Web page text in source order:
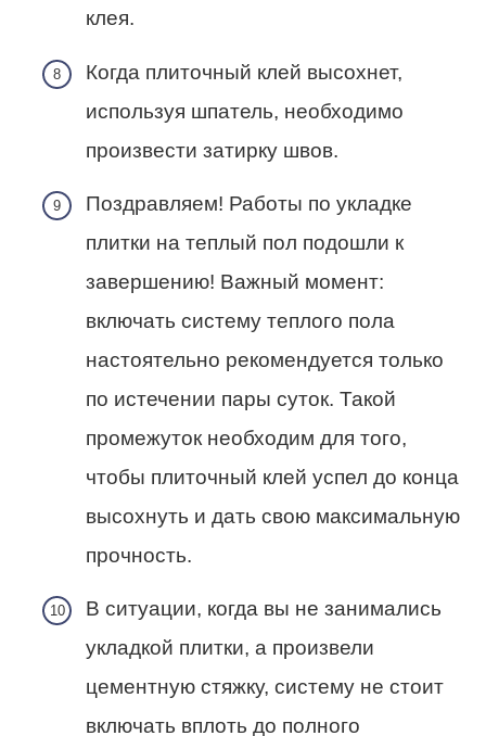
клея.
Когда плиточный клей высохнет,
используя шпатель, необходимо
произвести затирку швов.
Поздравляем! Работы по укладке
плитки на теплый пол подошли к
завершению! Важный момент:
включать систему теплого пола
настоятельно рекомендуется только
по истечении пары суток. Такой
промежуток необходим для того,
чтобы плиточный клей успел до конца
высохнуть и дать свою максимальную
прочность.
В ситуации, когда вы не занимались
укладкой плитки, а произвели
цементную стяжку, систему не стоит
включать вплоть до полного